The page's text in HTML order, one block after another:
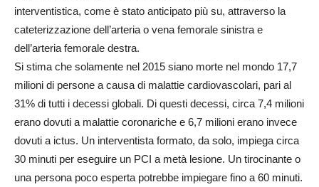
interventistica, come è stato anticipato più su, attraverso la
cateterizzazione dell’arteria o vena femorale sinistra e
dell’arteria femorale destra.
Si stima che solamente nel 2015 siano morte nel mondo 17,7
milioni di persone a causa di malattie cardiovascolari, pari al
31% di tutti i decessi globali. Di questi decessi, circa 7,4 milioni
erano dovuti a malattie coronariche e 6,7 milioni erano invece
dovuti a ictus. Un interventista formato, da solo, impiega circa
30 minuti per eseguire un PCI a metà lesione. Un tirocinante o
una persona poco esperta potrebbe impiegare fino a 60 minuti.